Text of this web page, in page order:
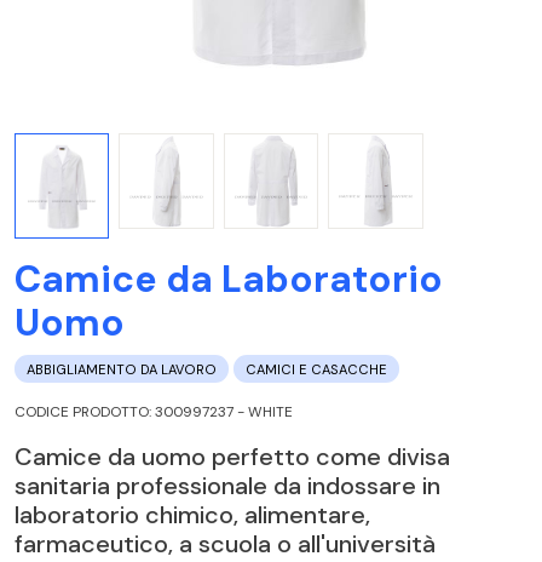
Camice da Laboratorio
Uomo
ABBIGLIAMENTO DA LAVORO CAMICI E CASACCHE
CODICE PRODOTTO: 300997237 - WHITE
Camice da uomo perfetto come divisa
sanitaria professionale da indossare in
laboratorio chimico, alimentare,
farmaceutico, a scuola o all'università